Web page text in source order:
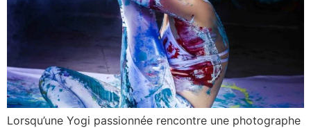
Lorsqu’une Yogi passionnée rencontre une photographe